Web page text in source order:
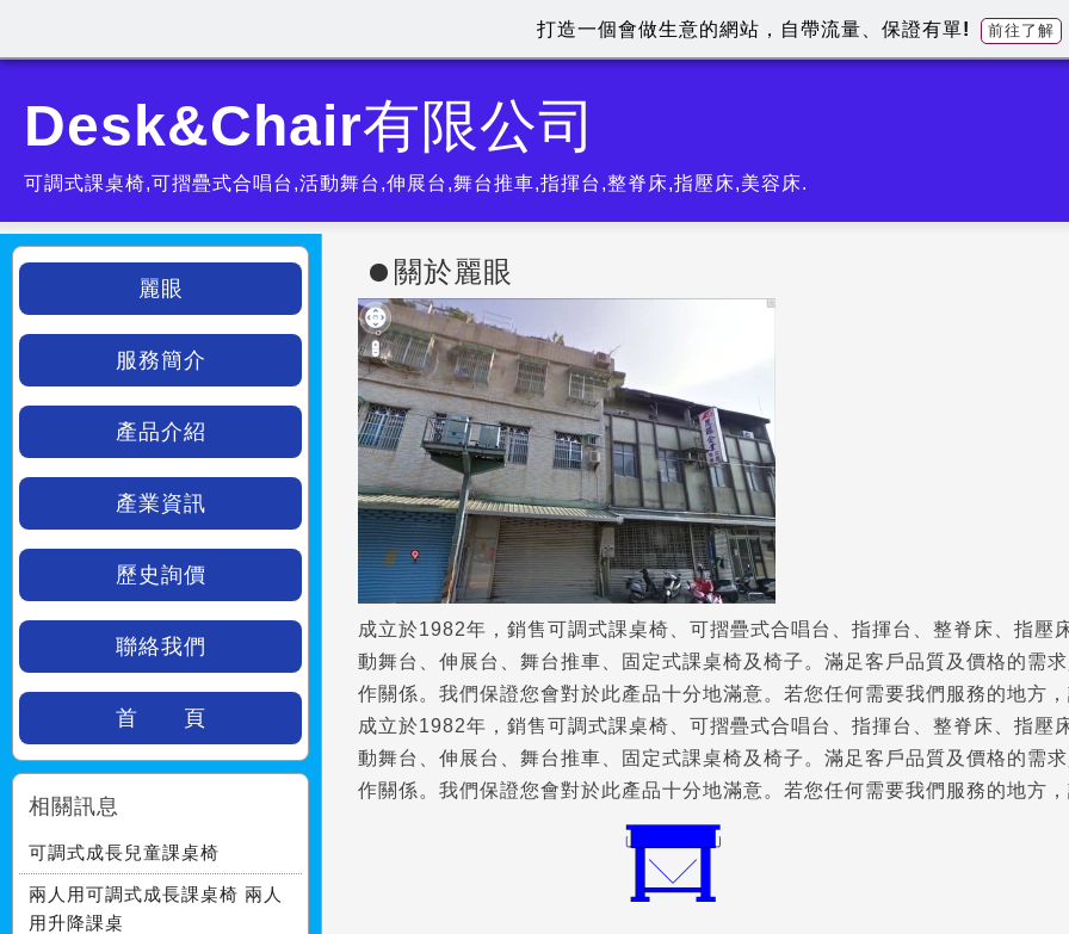
Desk&Chair有限公司
可調式課桌椅,可摺疊式合唱台,活動舞台,伸展台,舞台推車,指揮台,整脊床,指壓床,美容床.
關於麗眼
成立於1982年，銷售可調式課桌椅、可摺疊式合唱台、指揮台、整脊床、指
動舞台、伸展台、舞台推車、固定式課桌椅及椅子。滿足客戶品質及價格的需
作關係。我們保證您會對於此產品十分地滿意。若您任何需要我們服務的地方
成立於1982年，銷售可調式課桌椅、可摺疊式合唱台、指揮台、整脊床、指
動舞台、伸展台、舞台推車、固定式課桌椅及椅子。滿足客戶品質及價格的需
作關係。我們保證您會對於此產品十分地滿意。若您任何需要我們服務的地方
麗眼
服務簡介
產品介紹
產業資訊
歷史詢價
聯絡我們
首 頁
相關訊息
可調式成長兒童課桌椅
兩人用可調式成長課桌椅 兩人
用升降課桌
打造一個會做生意的網站，自帶流量、保證有單! 前往了解